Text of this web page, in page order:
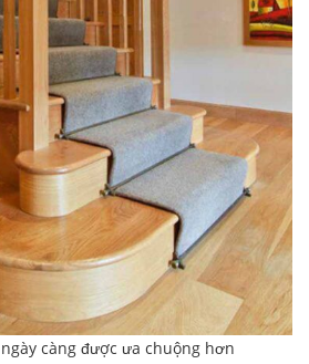
càng được ưa chuộng hơn